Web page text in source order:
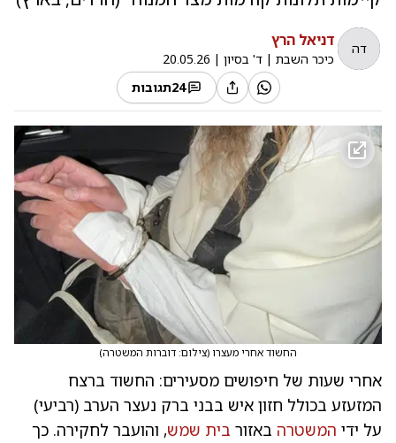
דה דניאל הרץ
כיכר השבת | ד' בסיון |
20.05.26
24תגובות
החשוד אחרי מעצרו (צילום: דוברות המשטרה)
אחרי שעות של חיפושים מסעירים: החשוד ברצח
המזעזע בכולל חזון איש בבני ברק נעצר הערב (רביעי)
על ידי המשטרה באזור בית שמש, והועבר לחקירה. כך